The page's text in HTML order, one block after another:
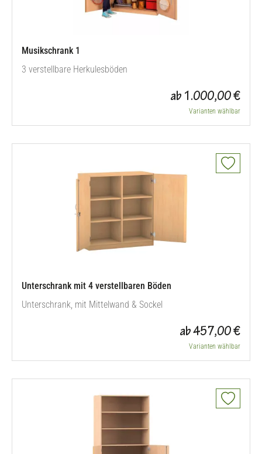
Musikschrank 1
3 verstellbare Herkulesböden
ab 1.000,00 €
Varianten wählbar
Unterschrank mit 4 verstellbaren Böden
Unterschrank, mit Mittelwand & Sockel
ab 457,00 €
Varianten wählbar